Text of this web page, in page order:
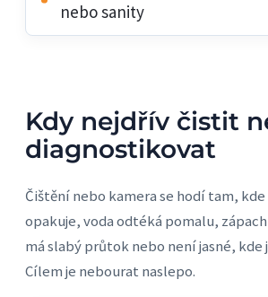
nebo sanity
Kdy nejdřív čistit
diagnostikovat
Čištění nebo kamera se hodí tam, kde
opakuje, voda odtéká pomalu,
má slabý průtok nebo není jasné, kde
Cílem je nebourat naslepo.